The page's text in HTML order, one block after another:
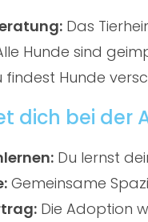
Das
Hunde sind
findest Hunde
dich bei der
Du lernst
Gemeinsame
Die Adoption